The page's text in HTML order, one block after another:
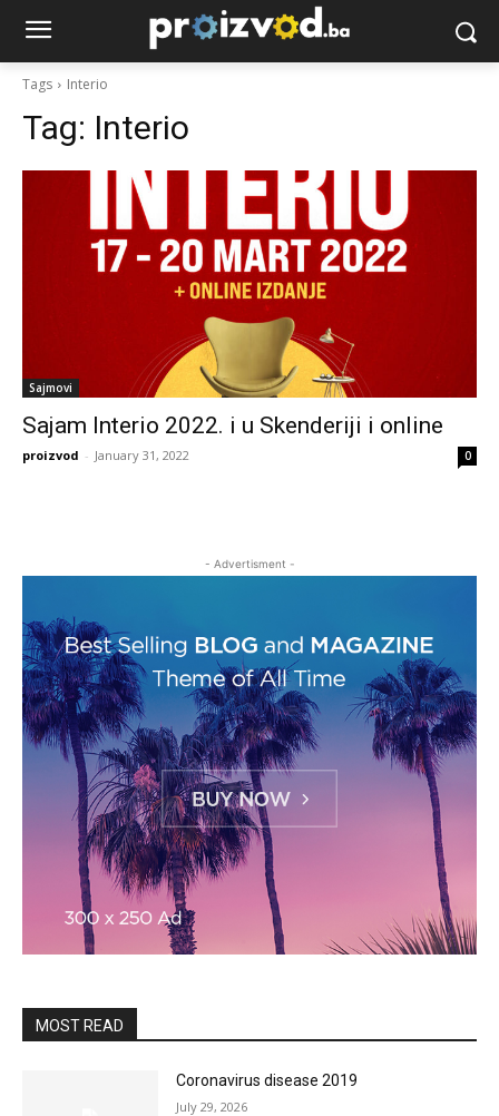
Tags Interio
Tag: Interio
Sajmovi
Sajam Interio 2022. i u Skenderiji i online
proizvod - January 31, 2022 0
- Advertisment -
MOST READ
Coronavirus disease 2019
July 29, 2026